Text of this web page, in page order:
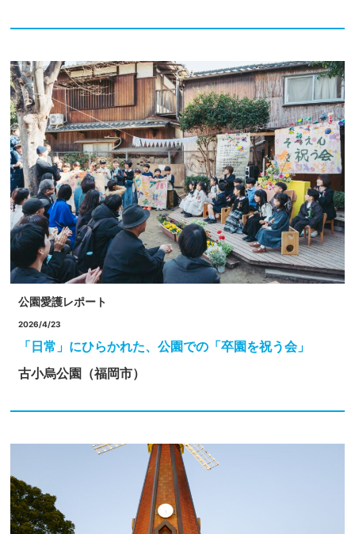
公園愛護レポート
2026/4/23
「日常」にひらかれた、公園での「卒園を祝う会」
古小烏公園（福岡市）